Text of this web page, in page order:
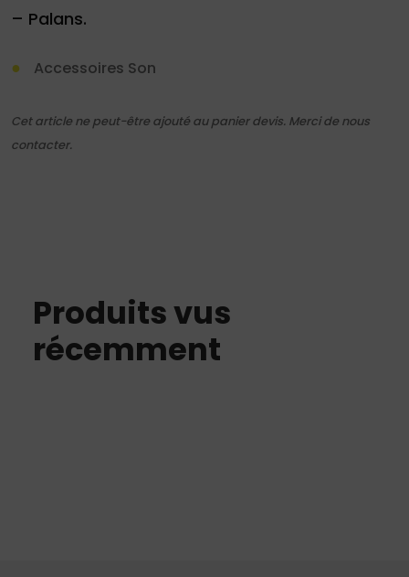
– Palans.
Accessoires Son
Cet article ne peut-être ajouté au panier devis. Merci de nous
contacter.
Produits vus
récemment